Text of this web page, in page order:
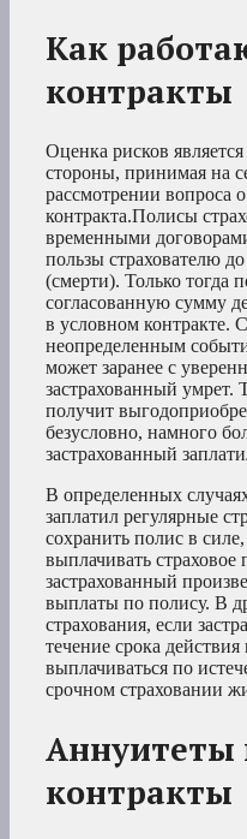
Как
контракты
Оценка рисков
стороны, принимая на
рассмотрении вопроса
контракта.Полисы
временными
пользы страхователю
(смерти). Только тогда
согласованную сумму
в условном контракте.
неопределенным
может заранее с
застрахованный умрет.
получит
безусловно, намного
застрахованный
В определенных
заплатил регулярные
сохранить полис в
выплачивать страховое
застрахованный
выплаты по полису. В
страхования, если
течение срока
выплачиваться по
срочном страховании
Аннуитеты
контракты